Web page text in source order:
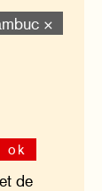
×
ok
de